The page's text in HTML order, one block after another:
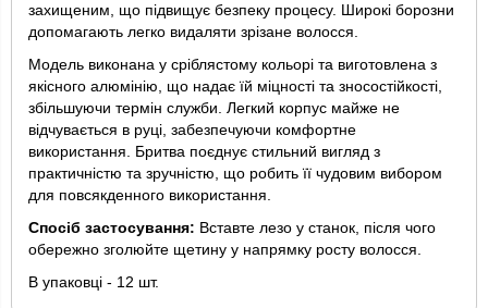
захищеним, що підвищує безпеку процесу. Широкі борозни
допомагають легко видаляти зрізане волосся.
Модель виконана у сріблястому кольорі та виготовлена з
якісного алюмінію, що надає їй міцності та зносостійкості,
збільшуючи термін служби. Легкий корпус майже не
відчувається в руці, забезпечуючи комфортне
використання. Бритва поєднує стильний вигляд з
практичністю та зручністю, що робить її чудовим вибором
для повсякденного використання.
Спосіб застосування: Вставте лезо у станок, після чого
обережно зголюйте щетину у напрямку росту волосся.
В упаковці - 12 шт.